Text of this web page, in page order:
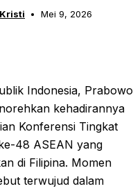
Mei 9, 2026
Indonesia, Prabowo
kehadirannya
Konferensi Tingkat
48 ASEAN yang
di Filipina. Momen
terwujud dalam